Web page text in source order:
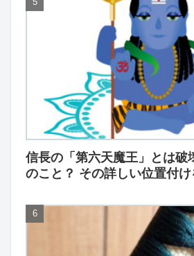
信長の「第六天魔王」とは破
のこと？ その詳しい位置付け